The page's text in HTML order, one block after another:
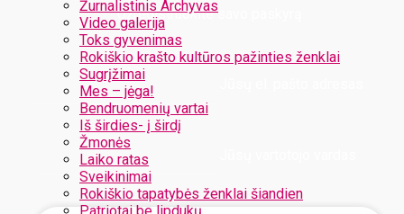
Žurnalistinis Archyvas
Video galerija
Toks gyvenimas
Rokiškio krašto kultūros pažinties ženklai
Sugrįžimai
Mes – jėga!
Bendruomenių vartai
Iš širdies- į širdį
Žmonės
Laiko ratas
Sveikinimai
Rokiškio tapatybės ženklai šiandien
Užregistruokite savo paskyrą